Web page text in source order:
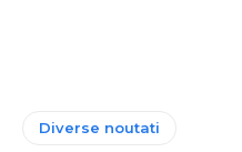
Diverse noutati